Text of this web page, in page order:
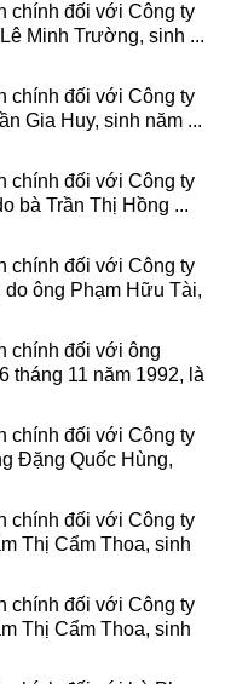
chính đối với Công ty
Minh Trường, sinh ...
chính đối với Công ty
Gia Huy, sinh năm ...
chính đối với Công ty
bà Trần Thị Hồng ...
chính đối với Công ty
ông Phạm Hữu Tài,
chính đối với ông
tháng 11 năm 1992, là
chính đối với Công ty
Đặng Quốc Hùng,
chính đối với Công ty
Thị Cẩm Thoa, sinh
chính đối với Công ty
Thị Cẩm Thoa, sinh